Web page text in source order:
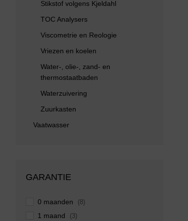
Stikstof volgens Kjeldahl
TOC Analysers
Viscometrie en Reologie
Vriezen en koelen
Water-, olie-, zand- en
thermostaatbaden
Waterzuivering
Zuurkasten
Vaatwasser
GARANTIE
0 maanden (8)
1 maand (3)